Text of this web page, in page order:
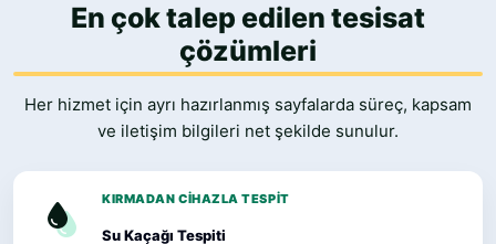
En çok talep edilen tesisat
çözümleri
Her hizmet için ayrı hazırlanmış sayfalarda süreç, kapsam
ve iletişim bilgileri net şekilde sunulur.
KIRMADAN CIHAZLA TESPIT
Su Kaçağı Tespiti